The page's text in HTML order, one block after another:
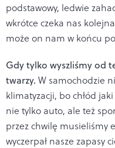
podstawowy, ledwie
wkrótce czeka nas
może on nam w końcu
Gdy tylko wyszliśmy od
twarzy. W samochodzie
klimatyzacji, bo chłód
nie tylko auto, ale też
przez chwilę musieliśmy
wyczerpał nasze zapasy